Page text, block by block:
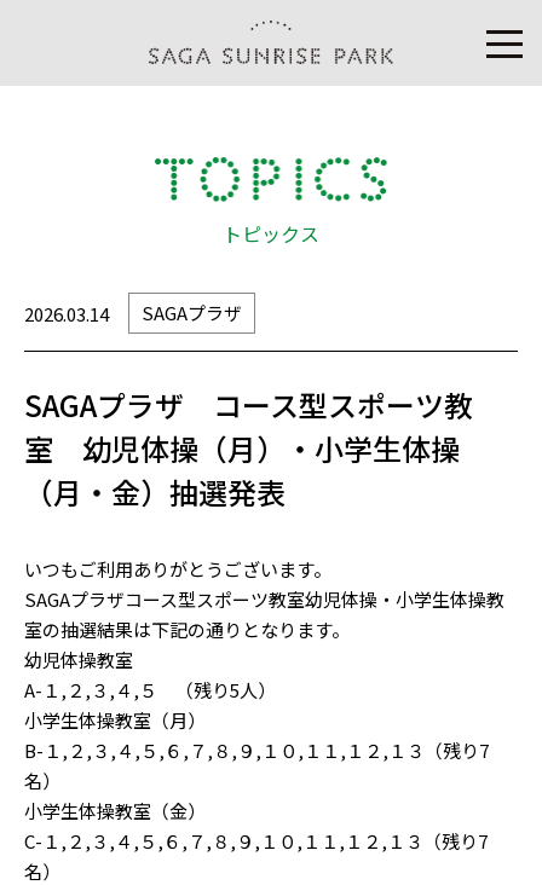
トピックス
2026.03.14 SAGAプラザ
SAGAプラザ コース型スポーツ教
室 幼児体操（月）・小学生体操
（月・金）抽選発表
いつもご利用ありがとうございます。
SAGAプラザコース型スポーツ教室幼児体操・小学生体操教
室の抽選結果は下記の通りとなります。
幼児体操教室
A-１,２,３,４,５ （残り5人）
小学生体操教室（月）
B-１,２,３,４,５,６,７,８,９,１０,１１,１２,１３（残り7
名）
小学生体操教室（金）
C-１,２,３,４,５,６,７,８,９,１０,１１,１２,１３（残り7
名）